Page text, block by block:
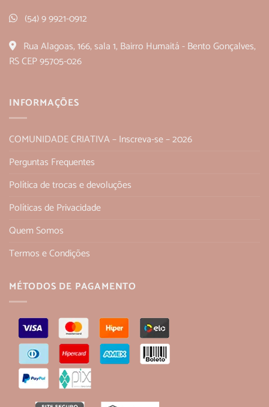
(54) 9 9921-0912
Rua Alagoas, 166, sala 1, Bairro Humaitá - Bento Gonçalves,
RS CEP 95705-026
INFORMAÇÕES
COMUNIDADE CRIATIVA – Inscreva-se – 2026
Perguntas Frequentes
Política de trocas e devoluções
Políticas de Privacidade
Quem Somos
Termos e Condições
MÉTODOS DE PAGAMENTO